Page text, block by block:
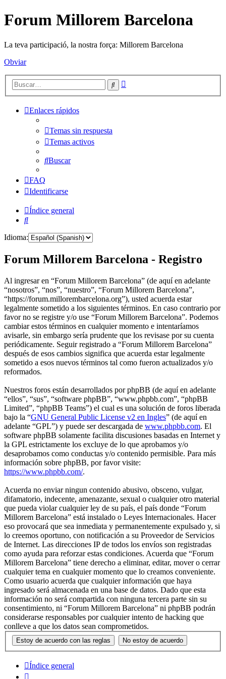
Forum Millorem Barcelona
La teva participació, la nostra força: Millorem Barcelona
Obviar
Buscar
Enlaces rápidos
Temas sin respuesta
Temas activos
Buscar
FAQ
Identificarse
Índice general
Buscar
Idioma:
Forum Millorem Barcelona - Registro
Al ingresar en “Forum Millorem Barcelona” (de aquí en adelante
“nosotros”, “nos”, “nuestro”, “Forum Millorem Barcelona”,
“https://forum.millorembarcelona.org”), usted acuerda estar
legalmente sometido a los siguientes términos. En caso contrario por
favor no se registre y/o use “Forum Millorem Barcelona”. Podemos
cambiar estos términos en cualquier momento e intentaríamos
avisarle, sin embargo sería prudente que los revisase por su cuenta
periódicamente. Seguir registrado a “Forum Millorem Barcelona”
después de esos cambios significa que acuerda estar legalmente
sometido a esos nuevos términos tal como fueron actualizados y/o
reformados.
Nuestros foros están desarrollados por phpBB (de aquí en adelante
“ellos”, “sus”, “software phpBB”, “www.phpbb.com”, “phpBB
Limited”, “phpBB Teams”) el cual es una solución de foros liberada
bajo la “GNU General Public License v2 en Ingles” (de aquí en
adelante “GPL”) y puede ser descargada de www.phpbb.com. El
software phpBB solamente facilita discusiones basadas en Internet y
la GPL estrictamente los excluye de lo que aprobamos y/o
desaprobamos como conductas y/o contenido permisible. Para más
información sobre phpBB, por favor visite:
https://www.phpbb.com/.
Acuerda no enviar ningun contenido abusivo, obsceno, vulgar,
difamatorio, indecente, amenazante, sexual o cualquier otro material
que pueda violar cualquier ley de su país, el país donde “Forum
Millorem Barcelona” está instalado o Leyes Internacionales. Hacer
eso provocará que sea inmediata y permanentemente expulsado y, si
lo creemos oportuno, con notificación a su Proveedor de Servicios
de Internet. Las direcciones IP de todos los envíos son registradas
como ayuda para reforzar estas condiciones. Acuerda que “Forum
Millorem Barcelona” tiene derecho a eliminar, editar, mover o cerrar
cualquier tema en cualquier momento que lo creamos conveniente.
Como usuario acuerda que cualquier información que haya
ingresado será almacenada en una base de datos. Dado que esta
información no será compartida con ninguna tercera parte sin su
consentimiento, ni “Forum Millorem Barcelona” ni phpBB podrán
considerarse responsables por cualquier intento de hacking que
conlleve a que los datos sean comprometidos.
Índice general